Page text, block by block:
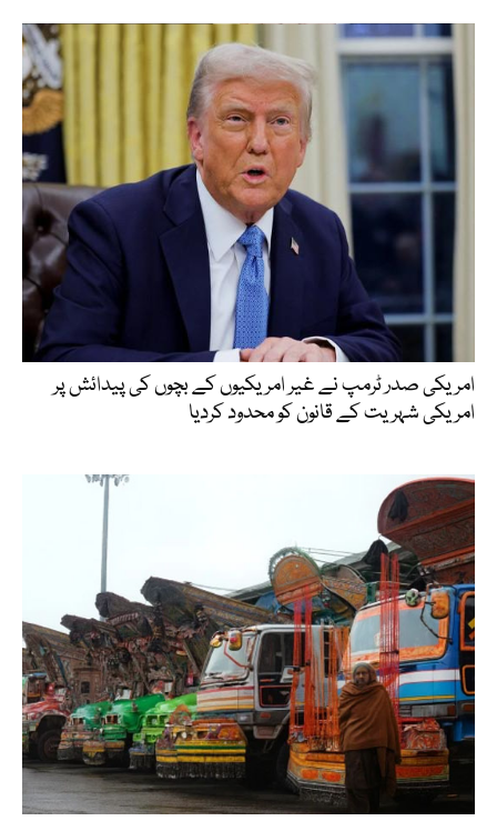
امریکی صدر ٹرمپ نے غیر امریکیوں کے بچوں کی پیدائش پر
امریکی شہریت کے قانون کو محدود کردیا